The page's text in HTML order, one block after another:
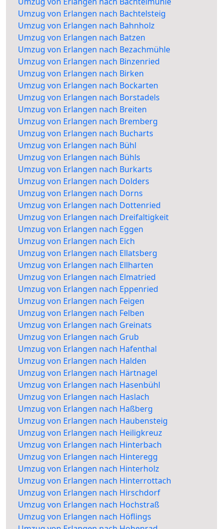
Umzug von Erlangen nach Bachtelsteig
Umzug von Erlangen nach Bahnholz
Umzug von Erlangen nach Batzen
Umzug von Erlangen nach Bezachmühle
Umzug von Erlangen nach Binzenried
Umzug von Erlangen nach Birken
Umzug von Erlangen nach Bockarten
Umzug von Erlangen nach Borstadels
Umzug von Erlangen nach Breiten
Umzug von Erlangen nach Bremberg
Umzug von Erlangen nach Bucharts
Umzug von Erlangen nach Bühl
Umzug von Erlangen nach Bühls
Umzug von Erlangen nach Burkarts
Umzug von Erlangen nach Dolders
Umzug von Erlangen nach Dorns
Umzug von Erlangen nach Dottenried
Umzug von Erlangen nach Dreifaltigkeit
Umzug von Erlangen nach Eggen
Umzug von Erlangen nach Eich
Umzug von Erlangen nach Ellatsberg
Umzug von Erlangen nach Ellharten
Umzug von Erlangen nach Elmatried
Umzug von Erlangen nach Eppenried
Umzug von Erlangen nach Feigen
Umzug von Erlangen nach Felben
Umzug von Erlangen nach Greinats
Umzug von Erlangen nach Grub
Umzug von Erlangen nach Hafenthal
Umzug von Erlangen nach Halden
Umzug von Erlangen nach Härtnagel
Umzug von Erlangen nach Hasenbühl
Umzug von Erlangen nach Haslach
Umzug von Erlangen nach Haßberg
Umzug von Erlangen nach Haubensteig
Umzug von Erlangen nach Heiligkreuz
Umzug von Erlangen nach Hinterbach
Umzug von Erlangen nach Hinteregg
Umzug von Erlangen nach Hinterholz
Umzug von Erlangen nach Hinterrottach
Umzug von Erlangen nach Hirschdorf
Umzug von Erlangen nach Hochstraß
Umzug von Erlangen nach Höflings